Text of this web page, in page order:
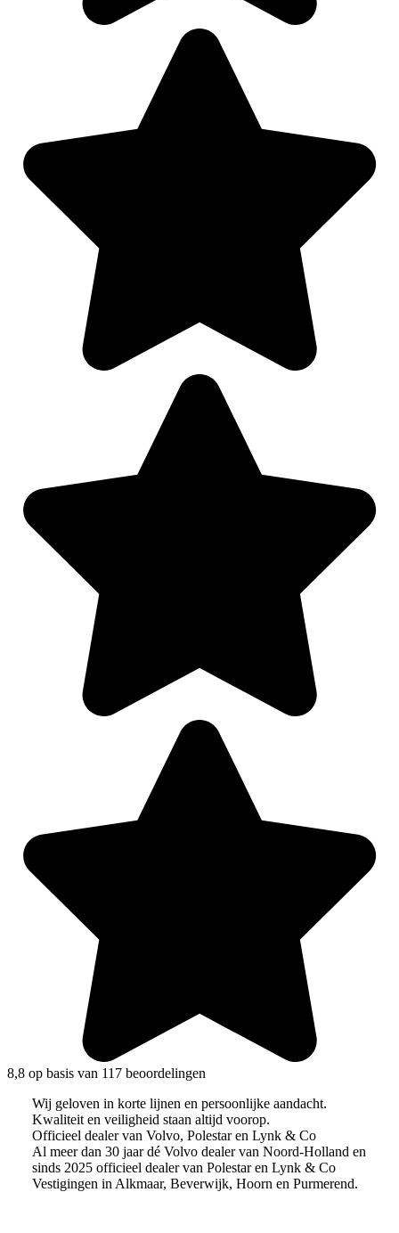
8,8 op basis van 117 beoordelingen
Wij geloven in korte lijnen en persoonlijke aandacht.
Kwaliteit en veiligheid staan altijd voorop.
Officieel dealer van Volvo, Polestar en Lynk & Co
Al meer dan 30 jaar dé Volvo dealer van Noord-Holland en
sinds 2025 officieel dealer van Polestar en Lynk & Co
Vestigingen in Alkmaar, Beverwijk, Hoorn en Purmerend.